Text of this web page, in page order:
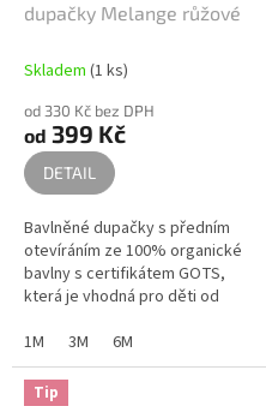
dupačky Melange růžové
Skladem (1 ks)
od 330 Kč bez DPH
od 399 Kč
DETAIL
Bavlněné dupačky s předním
otevíráním ze 100% organické
bavlny s certifikátem GOTS,
která je vhodná pro děti od
alergiemi.
1M 3M 6M
Tip